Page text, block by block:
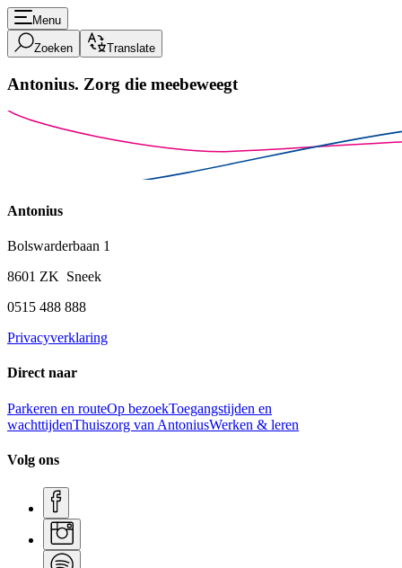
Menu
Zoeken Translate
Antonius. Zorg die meebeweegt
Antonius
Bolswarderbaan 1
8601 ZK Sneek
0515 488 888
Privacyverklaring
Direct naar
Parkeren en routeOp bezoekToegangstijden en
wachttijdenThuiszorg van AntoniusWerken & leren
Volg ons